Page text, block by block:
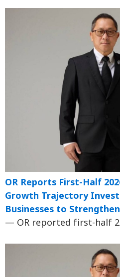
OR Reports First-Half
Growth Trajectory
Businesses to
— OR reported first-half